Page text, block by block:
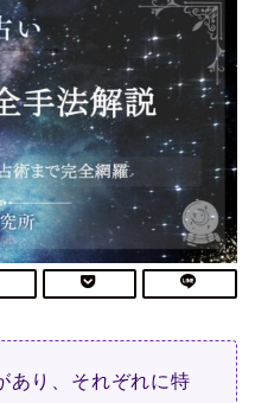
あり、それぞれに特